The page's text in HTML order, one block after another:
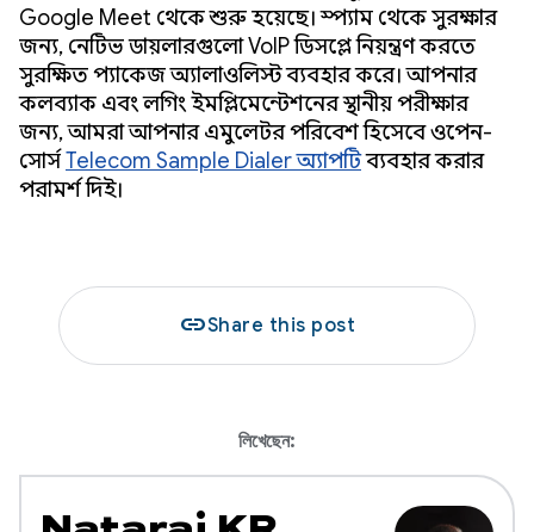
Google Meet থেকে শুরু হয়েছে। স্প্যাম থেকে সুরক্ষার
জন্য, নেটিভ ডায়লারগুলো VoIP ডিসপ্লে নিয়ন্ত্রণ করতে
সুরক্ষিত প্যাকেজ অ্যালাওলিস্ট ব্যবহার করে। আপনার
কলব্যাক এবং লগিং ইমপ্লিমেন্টেশনের স্থানীয় পরীক্ষার
জন্য, আমরা আপনার এমুলেটর পরিবেশ হিসেবে ওপেন-
সোর্সTelecom Sample Dialer অ্যাপটিব্যবহার করার
পরামর্শ দিই।
linkShare this post
লিখেছেন: